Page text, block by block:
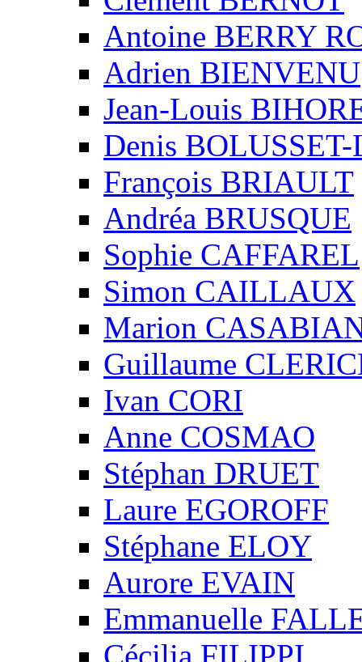
Antoine BERRY
Adrien BIENVENU
Jean-Louis
Denis
François BRIAULT
Andréa BRUSQUE
Sophie CAFFAREL
Simon CAILLAUX
Marion
Guillaume
Ivan CORI
Anne COSMAO
Stéphan DRUET
Laure EGOROFF
Stéphane ELOY
Aurore EVAIN
Emmanuelle
Cécilia FILIPPI